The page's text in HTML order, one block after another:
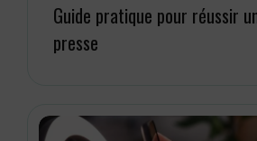
Guide pratique pour réussir
presse